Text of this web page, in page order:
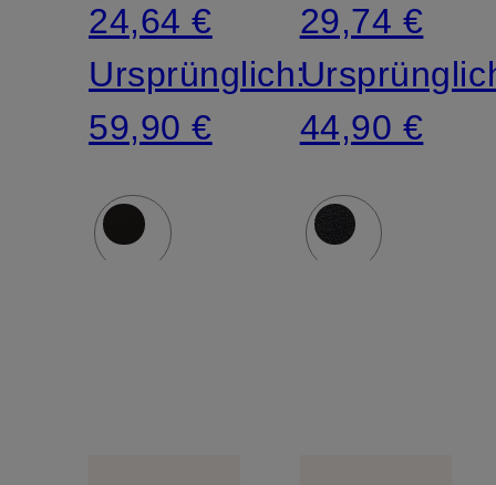
24,64 €
Ursprünglich:
59,90 €
29,74 €
44,90 €